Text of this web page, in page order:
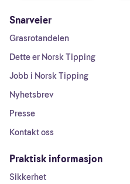
Snarveier
Grasrotandelen
Dette er Norsk Tipping
Jobb i Norsk Tipping
Nyhetsbrev
Presse
Kontakt oss
Praktisk informasjon
Sikkerhet